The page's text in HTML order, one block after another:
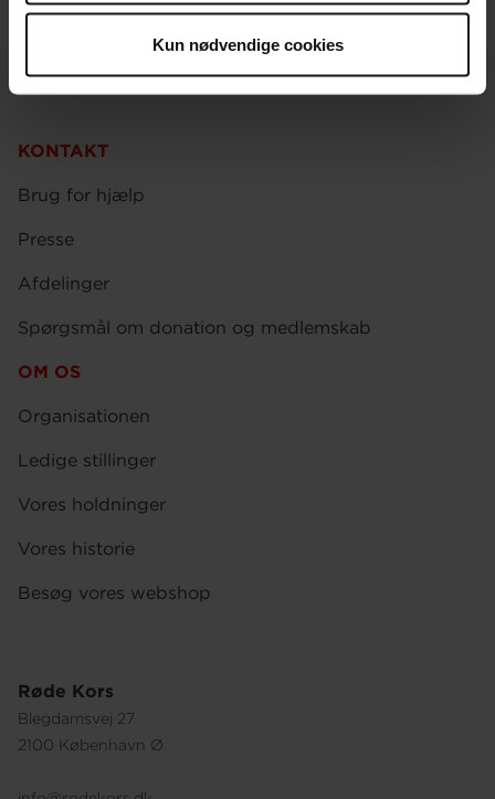
Kun nødvendige cookies
Røde Kors
Blegdamsvej 27
2100 København Ø
KONTAKT
Brug for hjælp
Presse
Afdelinger
Spørgsmål om donation og medlemskab
OM OS
Organisationen
Ledige stillinger
Vores holdninger
Vores historie
Besøg vores webshop